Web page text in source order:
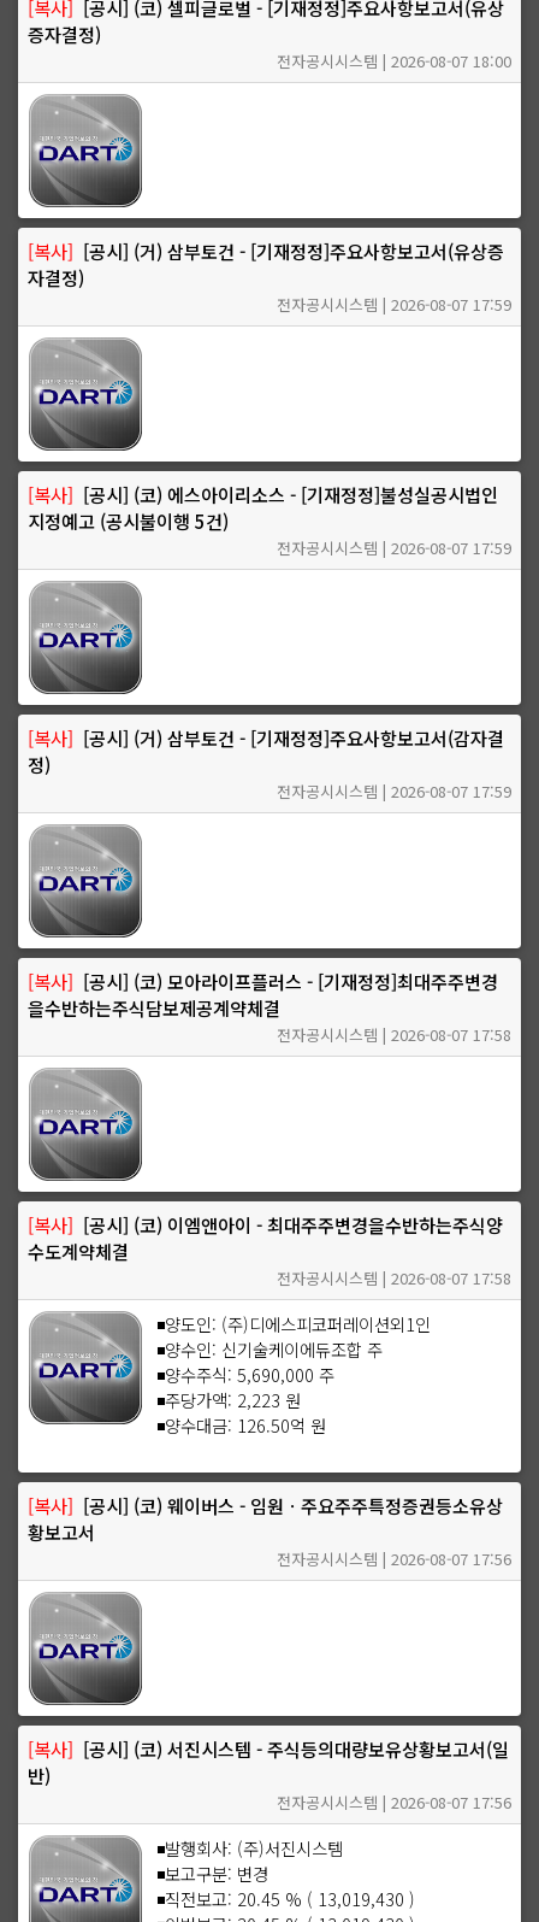
[복사] [공시] (코) 셀피글로벌 - [기재정정]주요사항보고서(유상
증자결정)
전자공시시스템 | 2026-08-07 18:00
[복사] [공시] (거) 삼부토건 - [기재정정]주요사항보고서(유상증
자결정)
전자공시시스템 | 2026-08-07 17:59
[복사] [공시] (코) 에스아이리소스 - [기재정정]불성실공시법인
지정예고 (공시불이행 5건)
전자공시시스템 | 2026-08-07 17:59
[복사] [공시] (거) 삼부토건 - [기재정정]주요사항보고서(감자결
정)
전자공시시스템 | 2026-08-07 17:59
[복사] [공시] (코) 모아라이프플러스 - [기재정정]최대주주변경
을수반하는주식담보제공계약체결
전자공시시스템 | 2026-08-07 17:58
[복사] [공시] (코) 이엠앤아이 - 최대주주변경을수반하는주식양
수도계약체결
전자공시시스템 | 2026-08-07 17:58
◾양도인: (주)디에스피코퍼레이션외1인
◾양수인: 신기술케이에듀조합 주
◾양수주식: 5,690,000 주
◾주당가액: 2,223 원
◾양수대금: 126.50억 원
[복사] [공시] (코) 웨이버스 - 임원ㆍ주요주주특정증권등소유상
황보고서
전자공시시스템 | 2026-08-07 17:56
[복사] [공시] (코) 서진시스템 - 주식등의대량보유상황보고서(일
반)
전자공시시스템 | 2026-08-07 17:56
◾발행회사: (주)서진시스템
◾보고구분: 변경
◾직전보고: 20.45 % ( 13,019,430 )